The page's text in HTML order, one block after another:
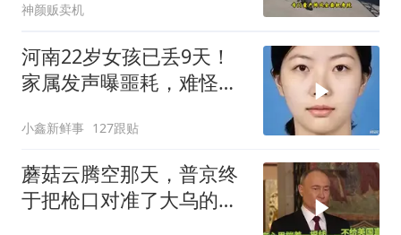
神颜贩卖机
河南22岁女孩已丢9天！
家属发声曝噩耗，难怪搜
小鑫新鲜事 127跟贴
蘑菇云腾空那天，普京终
于把枪口对准了大乌的军